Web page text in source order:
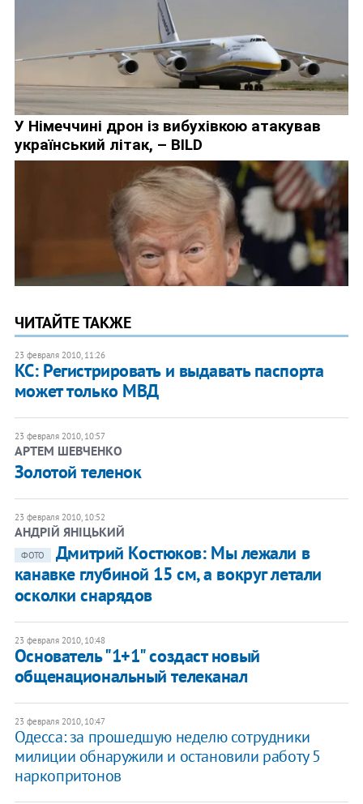
ЧИТАЙТЕ ТАКЖЕ
23 февраля 2010, 11:26
КС: Регистрировать и выдавать паспорта
может только МВД
23 февраля 2010, 10:57
АРТЕМ ШЕВЧЕНКО
Золотой теленок
23 февраля 2010, 10:52
АНДРІЙ ЯНІЦЬКИЙ
ФОТО
Дмитрий Костюков: Мы лежали в
канавке глубиной 15 см, а вокруг летали
осколки снарядов
23 февраля 2010, 10:48
Основатель "1+1" создаст новый
общенациональный телеканал
23 февраля 2010, 10:47
Одесса: за прошедшую неделю сотрудники
милиции обнаружили и остановили работу 5
наркопритонов